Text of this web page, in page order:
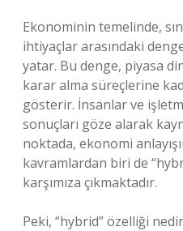
Ekonominin temelinde,
ihtiyaçlar arasındaki
yatar. Bu denge, piyasa
karar alma süreçlerine
gösterir. İnsanlar ve
sonuçları göze alarak
noktada, ekonomi
kavramlardan biri de
karşımıza çıkmaktadır.
Peki, “hybrid” özelliği